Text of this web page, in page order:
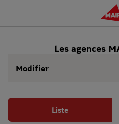
Les agences
Modifier
Liste